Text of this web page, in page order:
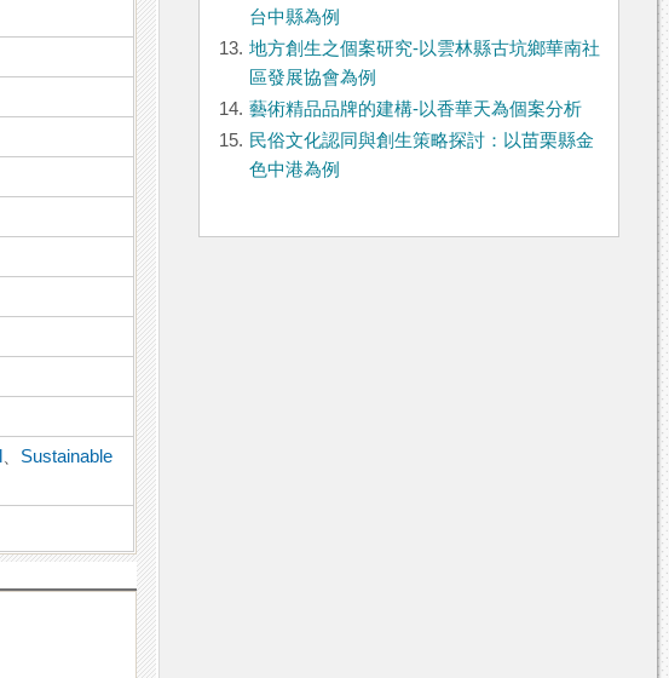
Sustainable
台中縣為例
13. 地方創生之個案研究-以雲林縣古坑鄉華南社
區發展協會為例
14. 藝術精品品牌的建構-以香華天為個案分析
15. 民俗文化認同與創生策略探討：以苗栗縣金
色中港為例